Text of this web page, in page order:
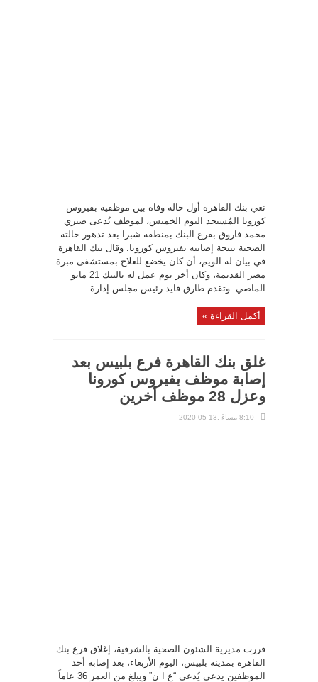
نعي بنك القاهرة أول حالة وفاة بين موظفيه بفيروس
كورونا المُستجد اليوم الخميس، لموظف يُدعى صبري
محمد فاروق بفرع البنك بمنطقة شبرا بعد تدهور حالته
الصحية نتيجة إصابته بفيروس كورونا. وقال بنك القاهرة
في بيان له الويم، أن كان يخضع للعلاج بمستشفى مبرة
مصر القديمة، وكان أخر يوم عمل له بالبنك 21 مايو
الماضي. وتقدم طارق فايد رئيس مجلس إدارة ...
أكمل القراءة »
غلق بنك القاهرة فرع بلبيس بعد
إصابة موظف بفيروس كورونا
وعزل 28 موظف أخرين
8:10 مساءً ,13-05-2020
قررت مديرية الشئون الصحية بالشرقية، إغلاق فرع بنك
القاهرة بمدينة بلبيس، اليوم الأربعاء، بعد إصابة أحد
الموظفين يدعى يُدعي “ع ا ن” ويبلغ من العمر 36 عاماً